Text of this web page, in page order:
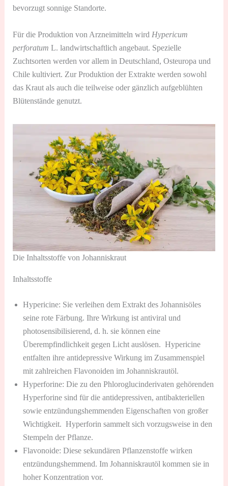
bevorzugt sonnige Standorte.
Für die Produktion von Arzneimitteln wird Hypericum
perforatum L. landwirtschaftlich angebaut. Spezielle
Zuchtsorten werden vor allem in Deutschland, Osteuropa und
Chile kultiviert. Zur Produktion der Extrakte werden sowohl
das Kraut als auch die teilweise oder gänzlich aufgeblühten
Blütenstände genutzt.
Die Inhaltsstoffe von Johanniskraut
Inhaltsstoffe
Hypericine: Sie verleihen dem Extrakt des Johannisöles
seine rote Färbung. Ihre Wirkung ist antiviral und
photosensibilisierend, d. h. sie können eine
Überempfindlichkeit gegen Licht auslösen. Hypericine
entfalten ihre antidepressive Wirkung im Zusammenspiel
mit zahlreichen Flavonoiden im Johanniskrautöl.
Hyperforine: Die zu den Phloroglucinderivaten gehörenden
Hyperforine sind für die antidepressiven, antibakteriellen
sowie entzündungshemmenden Eigenschaften von großer
Wichtigkeit. Hyperforin sammelt sich vorzugsweise in den
Stempeln der Pflanze.
Flavonoide: Diese sekundären Pflanzenstoffe wirken
entzündungshemmend. Im Johanniskrautöl kommen sie in
hoher Konzentration vor.